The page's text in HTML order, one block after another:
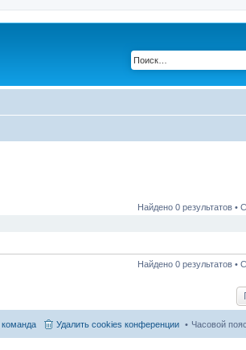
Найдено 0 результатов •
Найдено 0 результатов •
Часовой
Удалить cookies конференции